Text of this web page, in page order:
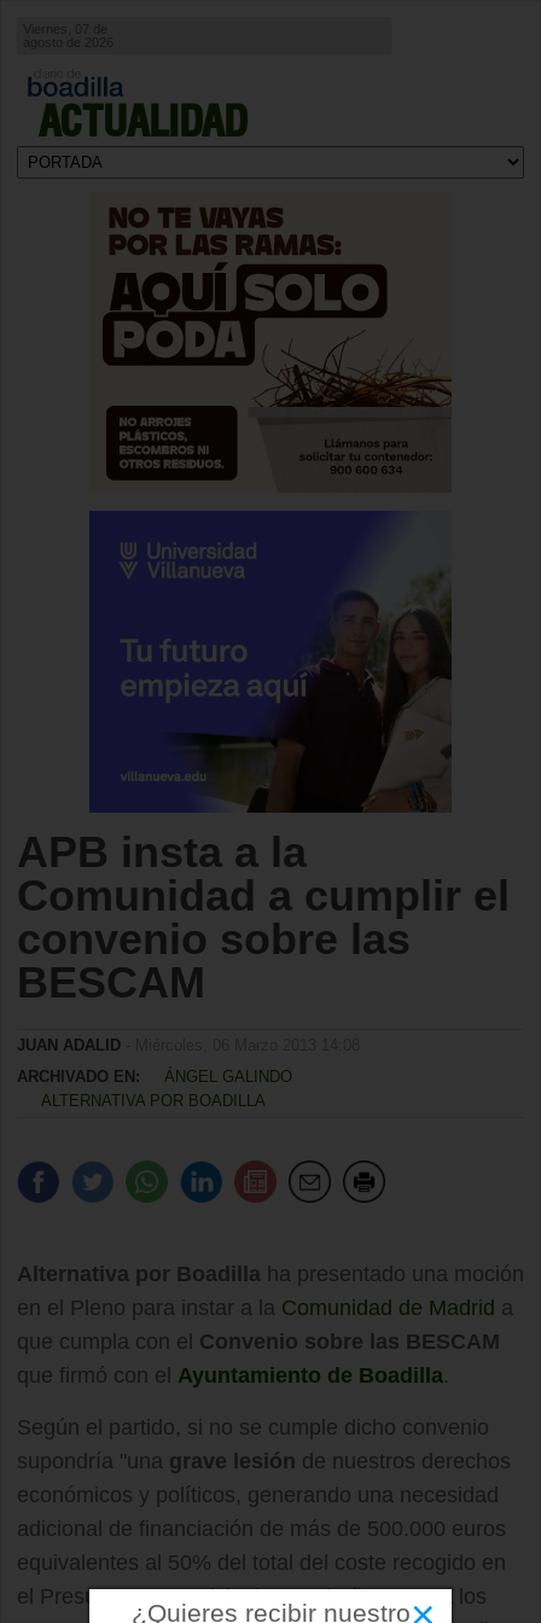
ACTUALIDAD
agosto de 2026
APB insta a la
Comunidad a cumplir el
convenio sobre las
BESCAM
JUAN ADALID
ARCHIVADO EN:
ÁNGEL GALINDO
ALTERNATIVA POR BOADILLA
Alternativa por Boadilla ha presentado una moción
en el Pleno para instar a la Comunidad de Madrid a
que cumpla con el Convenio sobre las BESCAM
que firmó con el Ayuntamiento de Boadilla.
Según el partido, si no se cumple dicho convenio
supondría "una grave lesión de nuestros derechos
económicos y políticos, generando una necesidad
adicional de financiación de más de 500.000 euros
equivalentes al 50% del total del coste recogido en
el Presupuesto Municipal para el año 2013, a los
¿Quieres recibir nuestro